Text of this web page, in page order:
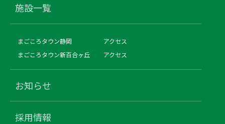
施設一覧
まごころタウン静岡
アクセス
まごころタウン新百合ヶ丘
アクセス
お知らせ
採用情報